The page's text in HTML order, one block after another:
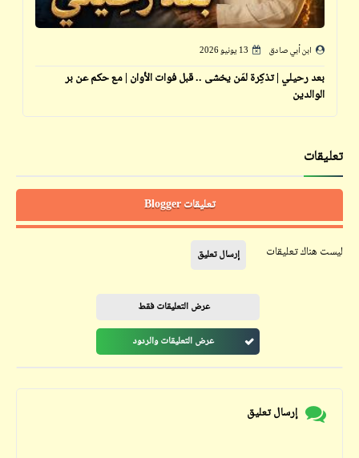
ابن أبي صادق 13 يونيو 2026
بعد رحيلي | تذكِرة لمَن يخشى .. قبل فوات الأوان | مع حكم عن بر
الوالدين
تعليقات
تعليقات Blogger
ليست هناك تعليقات إرسال تعليق
عرض التعليقات فقط
عرض التعليقات والردود
إرسال تعليق